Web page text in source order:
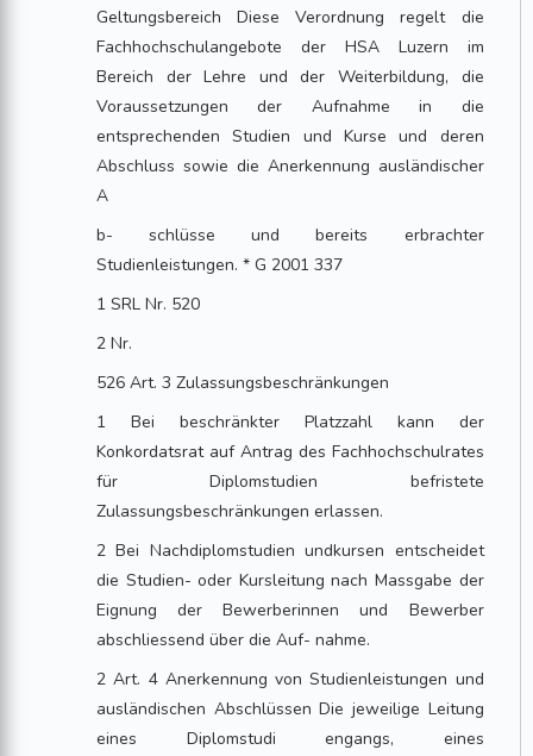
Geltungsbereich Diese Verordnung regelt die
Fachhochschulangebote der HSA Luzern im
Bereich der Lehre und der Weiterbildung, die
Voraussetzungen der Aufnahme in die
entsprechenden Studien und Kurse und deren
Abschluss sowie die Anerkennung ausländischer
A
b- schlüsse und bereits erbrachter
Studienleistungen. * G 2001 337
1 SRL Nr. 520
2 Nr.
526 Art. 3 Zulassungsbeschränkungen
1 Bei beschränkter Platzzahl kann der
Konkordatsrat auf Antrag des Fachhochschulrates
für Diplomstudien befristete
Zulassungsbeschränkungen erlassen.
2 Bei Nachdiplomstudien undkursen entscheidet
die Studien- oder Kursleitung nach Massgabe der
Eignung der Bewerberinnen und Bewerber
abschliessend über die Auf- nahme.
2 Art. 4 Anerkennung von Studienleistungen und
ausländischen Abschlüssen Die jeweilige Leitung
eines Diplomstudi engangs, eines